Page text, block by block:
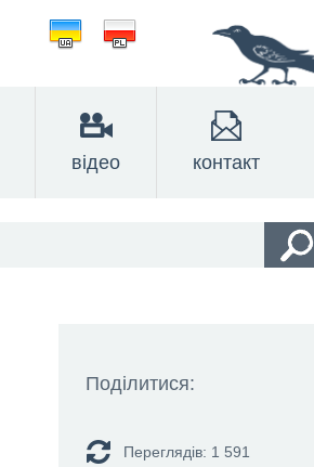
відео контакт
Поділитися:
Переглядів: 1 591